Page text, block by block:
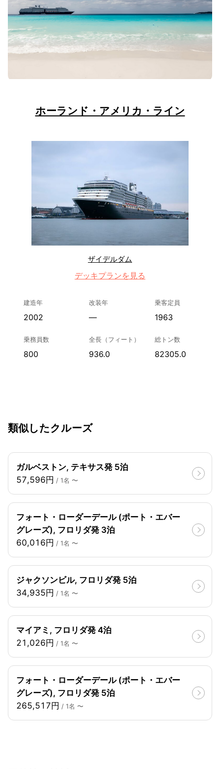
ホーランド・アメリカ・ライン
ザイデルダム
デッキプランを見る
建造年
2002
改装年
—
乗客定員
1963
乗務員数
800
全長（フィート）
936.0
総トン数
82305.0
類似したクルーズ
ガルベストン, テキサス発 5泊
57,596円 / 1名 〜
フォート・ローダーデール (ポート・エバー
グレーズ), フロリダ発 3泊
60,016円 / 1名 〜
ジャクソンビル, フロリダ発 5泊
34,935円 / 1名 〜
マイアミ, フロリダ発 4泊
21,026円 / 1名 〜
フォート・ローダーデール (ポート・エバー
グレーズ), フロリダ発 5泊
265,517円 / 1名 〜